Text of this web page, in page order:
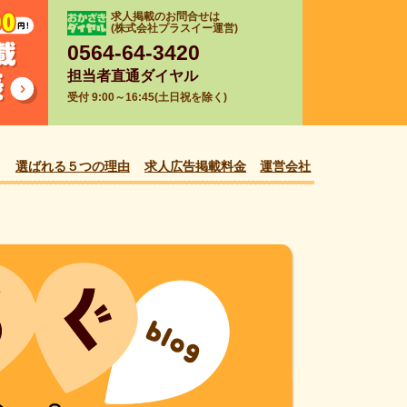
求人掲載のお問合せは
(株式会社プラスイー運営)
0564-64-3420
担当者直通ダイヤル
受付 9:00～16:45(土日祝を除く)
選ばれる５つの理由 求人広告掲載料金 運営会社